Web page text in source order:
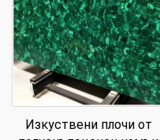
Изкуствени плочи от